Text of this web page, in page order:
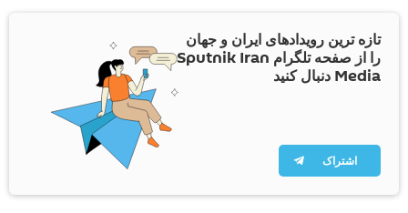
تازه ترین رویدادهای ایران و جهان
را از صفحه تلگرام Sputnik Iran
Media دنبال کنید
اشتراک